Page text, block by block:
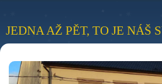
JEDNA AŽ PĚT, TO JE NÁŠ